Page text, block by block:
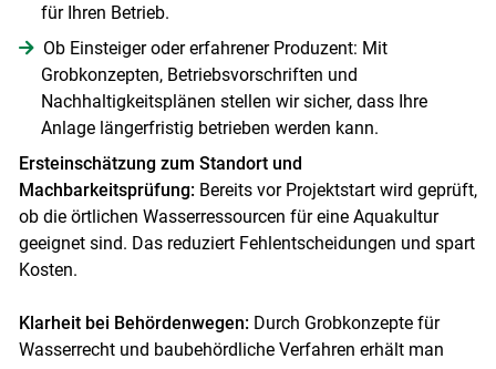
für Ihren Betrieb.
Ob Einsteiger oder erfahrener Produzent: Mit
Grobkonzepten, Betriebsvorschriften und
Nachhaltigkeitsplänen stellen wir sicher, dass Ihre
Anlage längerfristig betrieben werden kann.
Ersteinschätzung zum Standort und
Machbarkeitsprüfung:Bereits vor Projektstart wird geprüft,
ob die örtlichen Wasserressourcen für eine Aquakultur
geeignet sind. Das reduziert Fehlentscheidungen und spart
Kosten.
Klarheit bei Behördenwegen:Durch Grobkonzepte für
Wasserrecht und baubehördliche Verfahren erhält man